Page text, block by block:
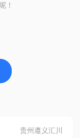
！
贵州遵义汇川